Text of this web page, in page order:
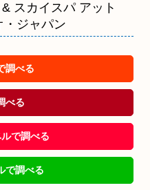
スカイスパ アット
・ジャパン
調べる
べる
で調べる
で調べる